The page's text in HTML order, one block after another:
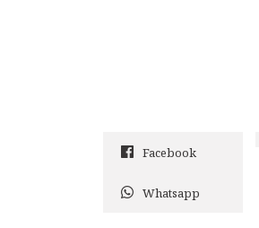
Facebook
Whatsapp